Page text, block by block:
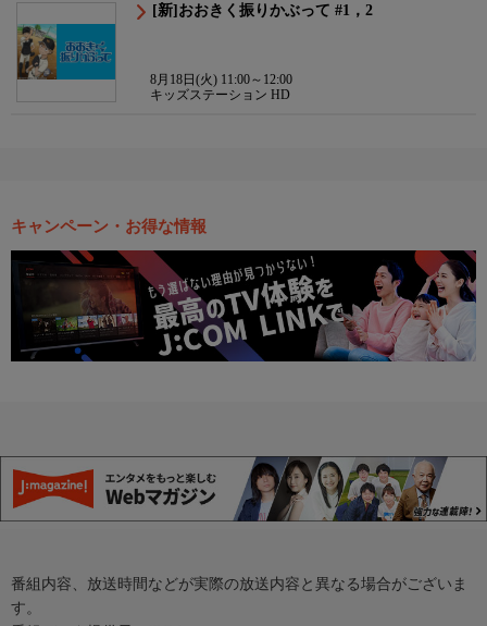
[新]おおきく振りかぶって #1，2
8月18日(火) 11:00～12:00
キッズステーション HD
キャンペーン・お得な情報
番組内容、放送時間などが実際の放送内容と異なる場合がございま
す。